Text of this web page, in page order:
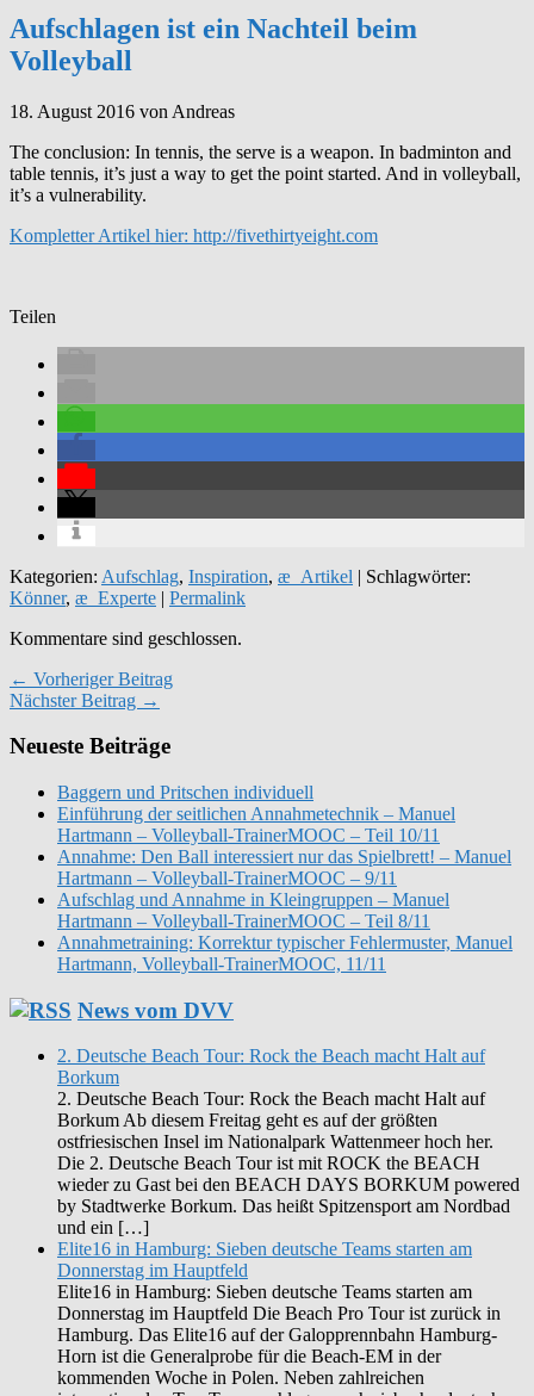
Aufschlagen ist ein Nachteil beim
Volleyball
18. August 2016 von Andreas
The conclusion: In tennis, the serve is a weapon. In badminton and
table tennis, it’s just a way to get the point started. And in volleyball,
it’s a vulnerability.
Kompletter Artikel hier: http://fivethirtyeight.com
Teilen
Kategorien: Aufschlag, Inspiration, æ_Artikel | Schlagwörter:
Könner, æ_Experte | Permalink
Kommentare sind geschlossen.
← Vorheriger Beitrag
Nächster Beitrag →
Neueste Beiträge
Baggern und Pritschen individuell
Einführung der seitlichen Annahmetechnik – Manuel
Hartmann – Volleyball-TrainerMOOC – Teil 10/11
Annahme: Den Ball interessiert nur das Spielbrett! – Manuel
Hartmann – Volleyball-TrainerMOOC – 9/11
Aufschlag und Annahme in Kleingruppen – Manuel
Hartmann – Volleyball-TrainerMOOC – Teil 8/11
Annahmetraining: Korrektur typischer Fehlermuster, Manuel
Hartmann, Volleyball-TrainerMOOC, 11/11
News vom DVV
2. Deutsche Beach Tour: Rock the Beach macht Halt auf
Borkum
2. Deutsche Beach Tour: Rock the Beach macht Halt auf
Borkum Ab diesem Freitag geht es auf der größten
ostfriesischen Insel im Nationalpark Wattenmeer hoch her.
Die 2. Deutsche Beach Tour ist mit ROCK the BEACH
wieder zu Gast bei den BEACH DAYS BORKUM powered
by Stadtwerke Borkum. Das heißt Spitzensport am Nordbad
und ein […]
Elite16 in Hamburg: Sieben deutsche Teams starten am
Donnerstag im Hauptfeld
Elite16 in Hamburg: Sieben deutsche Teams starten am
Donnerstag im Hauptfeld Die Beach Pro Tour ist zurück in
Hamburg. Das Elite16 auf der Galopprennbahn Hamburg-
Horn ist die Generalprobe für die Beach-EM in der
kommenden Woche in Polen. Neben zahlreichen